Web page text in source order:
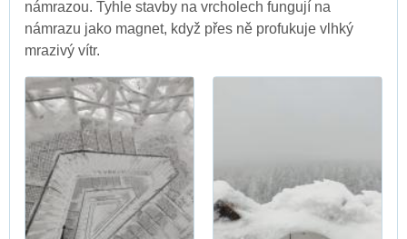
námrazou. Tyhle stavby na vrcholech fungují na
námrazu jako magnet, když přes ně profukuje vlhký
mrazivý vítr.